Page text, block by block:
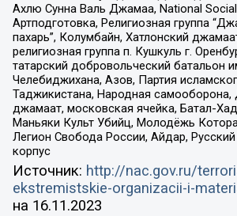
Ахлю Сунна Валь Джамаа, National
Артподготовка, Религиозная группа
пахарь”, Колумбайн, Хатлонский
религиозная группа п. Кушкуль г.
татарский добровольческий батальон
Челебиджихана, Азов, Партия
Таджикистана, Народная самооборона,
джамаат, московская ячейка, Батал-
Маньяки Культ Убийц, Молодёжь
Легион Свобода России, Айдар,
корпус
Источник: http://nac.gov.ru/
ekstremistskie-organizacii-i-
на 16.11.2023